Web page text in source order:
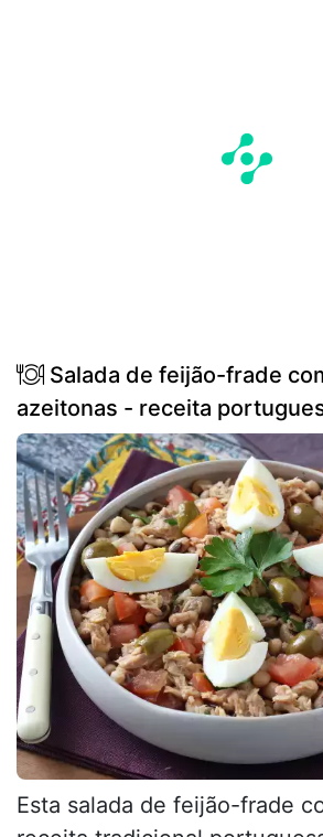
Salada de feijão-frade
azeitonas - receita
Esta salada de feijão-frade